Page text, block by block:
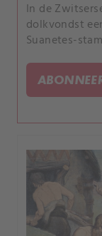
In de
dolkvondst
Suanetes-
onder leiding
opnieuw